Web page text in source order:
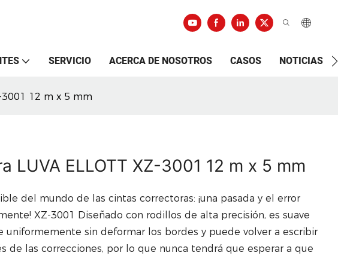
SERVICIO ACERCA DE NOSOTROS CASOS NOTICIAS
3001 12 m x 5 mm
LUVA ELLOTT XZ-3001 12 m x 5 mm
del mundo de las cintas correctoras: ¡una pasada y el error
XZ-3001 Diseñado con rodillos de alta precisión, es suave
uniformemente sin deformar los bordes y puede volver a escribir
de las correcciones, por lo que nunca tendrá que esperar a que